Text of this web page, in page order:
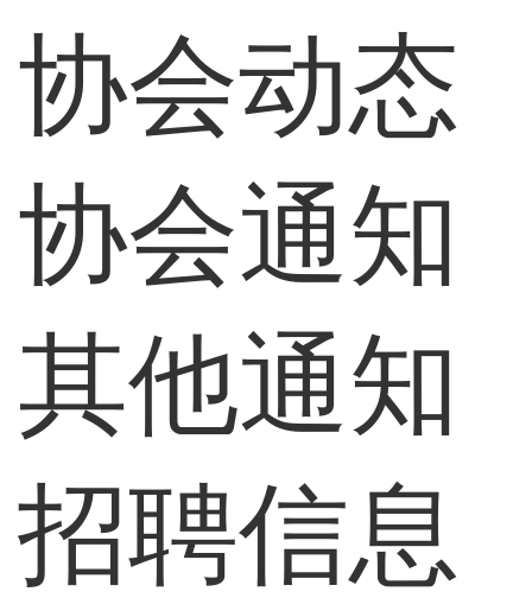
协会动态
协会通知
其他通知
招聘信息